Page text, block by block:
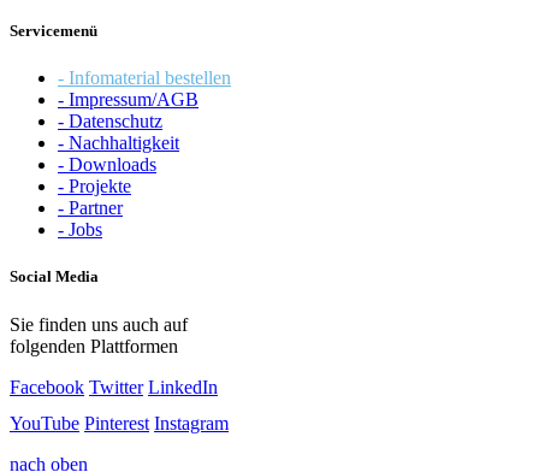
Servicemenü
- Infomaterial bestellen
- Impressum/AGB
- Datenschutz
- Nachhaltigkeit
- Downloads
- Projekte
- Partner
- Jobs
Social Media
Sie finden uns auch auf
folgenden Plattformen
Facebook Twitter LinkedIn
YouTube Pinterest Instagram
nach oben